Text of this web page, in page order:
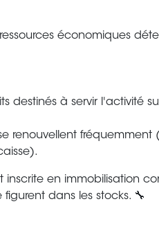
économiques
destinés à servir l'activité
renouvellent fréquemment
en immobilisation
dans les stocks. 🔧